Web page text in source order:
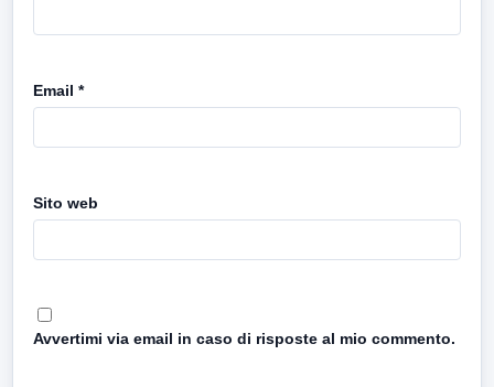
Email *
Sito web
Avvertimi via email in caso di risposte al mio commento.